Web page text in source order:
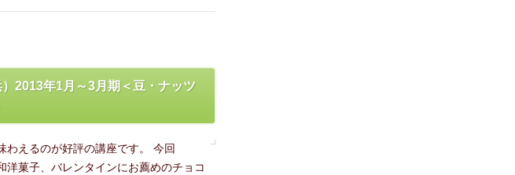
2013年1月～3月期＜豆・ナッツ
わえるのが好評の講座です。 今回
菓子、バレンタインにお薦めのチョコ